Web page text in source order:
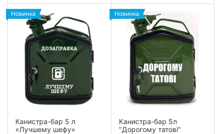
Новинка
Канистра-бар 5 л
«Лучшему шефу»
Новинка
Канистра-бар 5л
"Дорогому татові"